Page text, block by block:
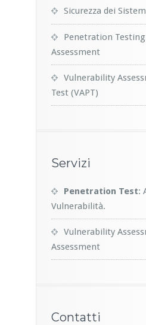
Sicurezza dei
Penetration
Assessment
Vulnerability
Test (VAPT)
Servizi
Penetration Test:
Vulnerabilità.
Vulnerability
Assessment
Contatti